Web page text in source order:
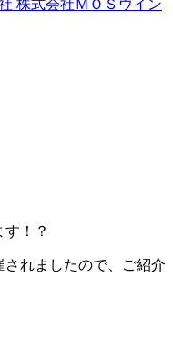
株式会社ＭＯＳウイン
！？
れましたので、ご紹介